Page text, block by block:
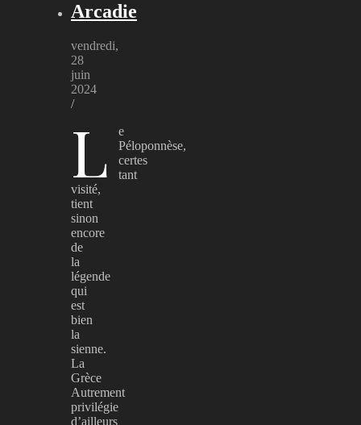
Arcadie
vendredi,
28
juin
2024
/
L
e
Péloponnèse,
certes
tant
visité,
tient
sinon
encore
de
la
légende
qui
est
bien
la
sienne.
La
Grèce
Autrement
privilégie
d’ailleurs